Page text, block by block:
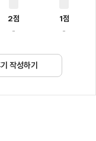
2점
-
1점
-
작성하기